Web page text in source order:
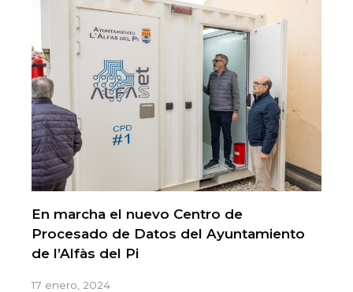
En marcha el nuevo Centro de
Procesado de Datos del Ayuntamiento
de l’Alfàs del Pi
17 enero, 2024